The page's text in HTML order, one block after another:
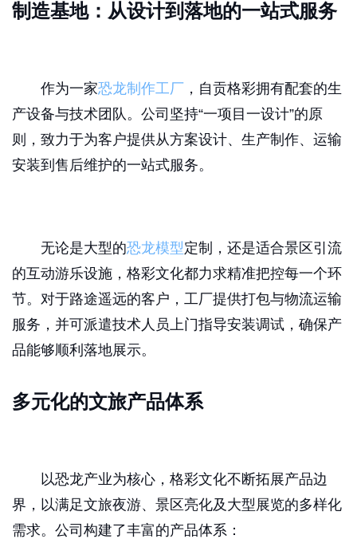
制造基地：从设计到落地的一站式服务
作为一家恐龙制作工厂 ，自贡格彩拥有配套的生
产设备与技术团队。公司坚持“一项目一设计”的原
则，致力于为客户提供从方案设计、生产制作、运输
安装到售后维护的一站式服务。
无论是大型的恐龙模型定制，还是适合景区引流
的互动游乐设施，格彩文化都力求精准把控每一个环
节。对于路途遥远的客户，工厂提供打包与物流运输
服务，并可派遣技术人员上门指导安装调试，确保产
品能够顺利落地展示。
多元化的文旅产品体系
以恐龙产业为核心，格彩文化不断拓展产品边
界，以满足文旅夜游、景区亮化及大型展览的多样化
需求。公司构建了丰富的产品体系：